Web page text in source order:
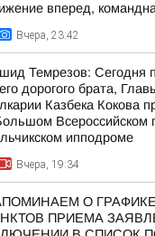
вперед,
Вчера, 23:42
Темрезов: Сегодня
дорогого брата,
Казбека Кокова
Всероссийском
ипподроме
Вчера, 19:34
О
ПРИЕМА